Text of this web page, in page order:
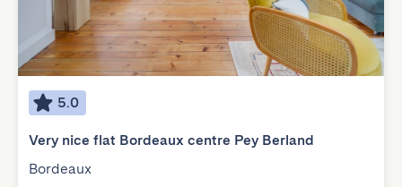
5.0
Very nice flat Bordeaux centre Pey Berland
Bordeaux